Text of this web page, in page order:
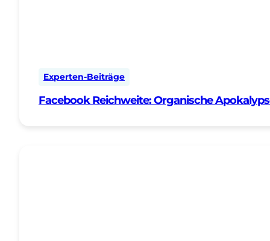
Experten-Beiträge
Facebook Reichweite: Organische